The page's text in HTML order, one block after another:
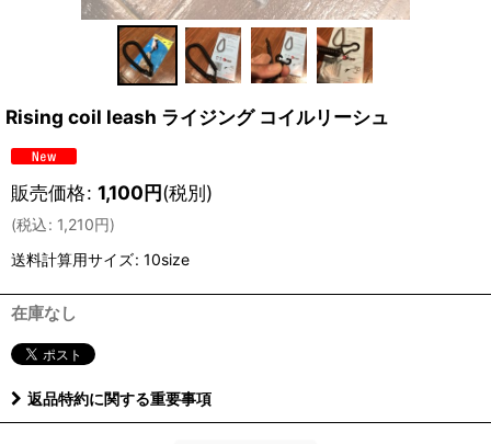
Rising coil leash ライジング コイルリーシュ
販売価格: 1,100円(税別)
(税込: 1,210円)
送料計算用サイズ: 10size
在庫なし
返品特約に関する重要事項